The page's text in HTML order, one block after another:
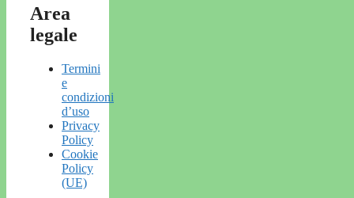
Area
legale
Termini
e
condizioni
d’uso
Privacy
Policy
Cookie
Policy
(UE)